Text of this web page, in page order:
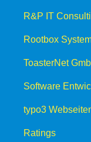
R&P IT
Rootbox
ToasterNet
Software
typo3
Ratings